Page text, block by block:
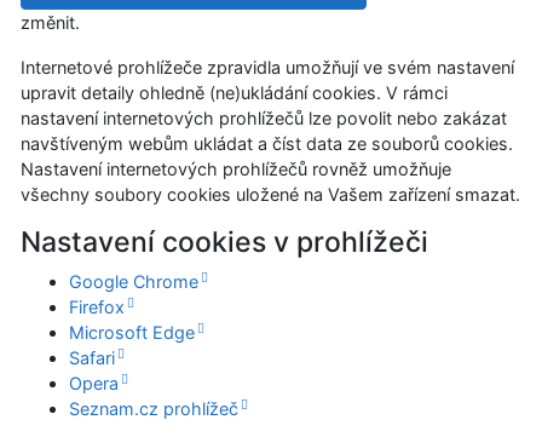
změnit.
Internetové prohlížeče zpravidla umožňují ve svém nastavení
upravit detaily ohledně (ne)ukládání cookies. V rámci
nastavení internetových prohlížečů lze povolit nebo zakázat
navštíveným webům ukládat a číst data ze souborů cookies.
Nastavení internetových prohlížečů rovněž umožňuje
všechny soubory cookies uložené na Vašem zařízení smazat.
Nastavení cookies v prohlížeči
Google Chrome
Firefox
Microsoft Edge
Safari
Opera
Seznam.cz prohlížeč